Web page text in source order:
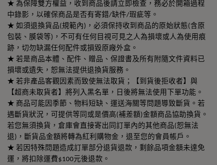
★ 為保障雙方權益，收到商品後請立即檢查，務必於開箱過程
中錄影，以確保商品是否有寄錯/缺件/瑕疵等。
★ 如須退換貨品(規範內)，必須保持收到商品的原始狀態(含原
包裝、膜袋等)，不可有任何目視可見之人為損壞或人為使用痕
跡，切勿缺漏任何配件或損毀原廠外盒。
★ 若是商品本體、配件、贈品、保證書及所有附隨文件資料已
損壞或遺失，恕無法提供退換貨服務。
★ 若非產品客觀因素而致使無法取貨；【到貨後拒收者】與
【超商未取貨者】將列入黑名單，日後將無法使用下單功能。
★ 商品可能因季節、物料短缺、運送海關等問題導致斷貨。若
遇斷貨狀況，可提供等同或是價高(補差額)金額商品協助換貨。
若您無須換貨，倉庫會直接寄出同訂單內的其他商品(恕無法
退)，斷貨品金額將轉為紅利購物金，退至您的會員帳戶。
★ 若因特殊問題造成訂單部分退貨退款，剩餘品項金額未達免
運，將扣除運費$100元後退款。